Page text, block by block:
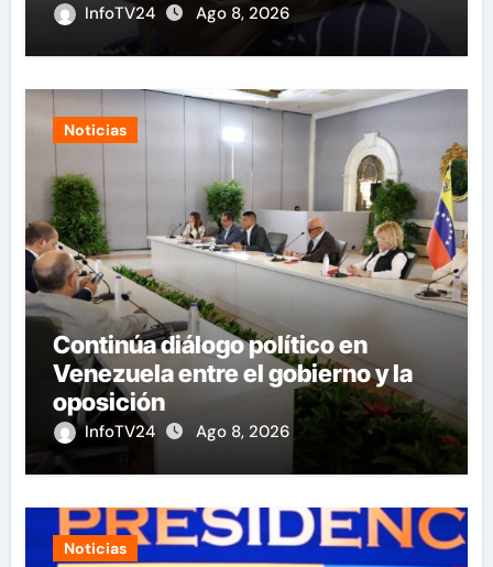
InfoTV24 Ago 8, 2026
Noticias
Continúa diálogo político en
Venezuela entre el gobierno y la
oposición
InfoTV24 Ago 8, 2026
Noticias